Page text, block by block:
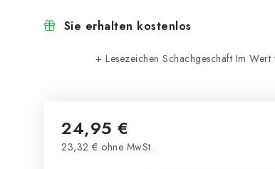
Sie erhalten kostenlos
+ Lesezeichen Schachgeschäft Im
24,95 €
23,32 € ohne MwSt.